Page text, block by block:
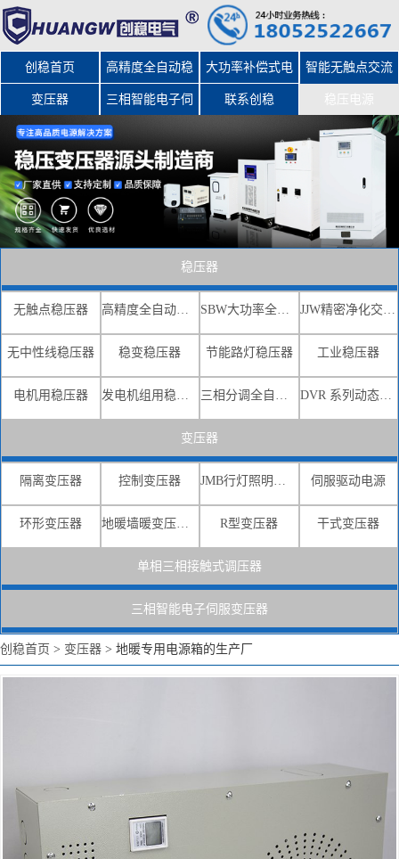
创稳首页 高精度全自动稳
压器
大功率补偿式电
力稳压器
智能无触点交流
变压器 三相智能电子伺 联系创稳
稳压器
无触点稳压器 高精度全自动交流稳压器 SBW大功率全自动补偿式电力稳压器 JJW精密净化交流稳压电源
无中性线稳压器 稳变稳压器 节能路灯稳压器 工业稳压器
电机用稳压器 发电机组用稳压器 三相分调全自动补偿式电力稳压器 DVR 系列动态电压恢复器
变压器
隔离变压器 控制变压器 JMB行灯照明变压器 伺服驱动电源
环形变压器 地暖墙暖变压器电源 R型变压器 干式变压器
单相三相接触式调压器
三相智能电子伺服变压器
创稳首页 > 变压器 > 地暖专用电源箱的生产厂